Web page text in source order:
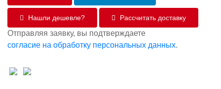
Нашли дешевле? Рассчитать доставку
Отправляя заявку, вы подтверждаете
согласие на обработку персональных данных.